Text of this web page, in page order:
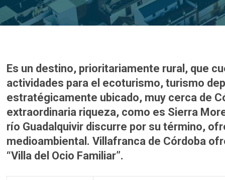
Es un destino, prioritariamente rural, que
actividades para el ecoturismo, turismo
estratégicamente ubicado, muy cerca de
extraordinaria riqueza, como es Sierra
río Guadalquivir discurre por su término,
medioambiental. Villafranca de Córdoba
“Villa del Ocio Familiar”.